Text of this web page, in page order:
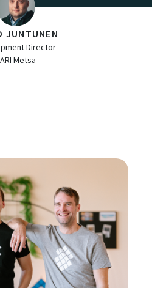
JUNTUNEN
Director
Metsä